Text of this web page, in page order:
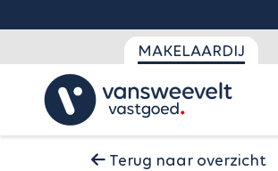
MAKELAARDIJ
Terug naar overzicht